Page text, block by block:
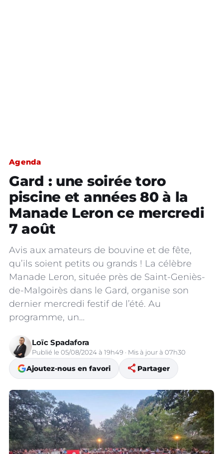
Agenda
Gard : une soirée toro
piscine et années 80 à la
Manade Leron ce mercredi
7 août
Avis aux amateurs de bouvine et de fête,
qu’ils soient petits ou grands ! La célèbre
Manade Leron, située près de Saint-Geniès-
de-Malgoirès dans le Gard, organise son
dernier mercredi festif de l’été. Au
programme, un…
Loïc Spadafora
Publié le 05/08/2024 à 19h49 · Mis à jour à 07h30
Ajoutez-nous en favori share Partager